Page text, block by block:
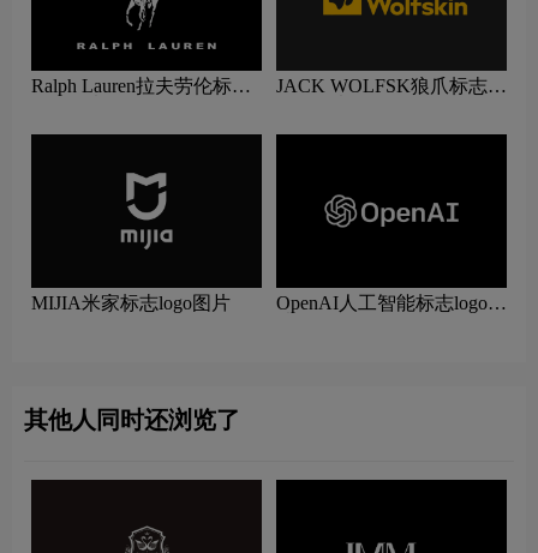
Ralph Lauren拉夫劳伦标志
JACK WOLFSK狼爪标志
MIJIA米家标志logo图片
OpenAI人工智能标志logo图
其他人同时还浏览了